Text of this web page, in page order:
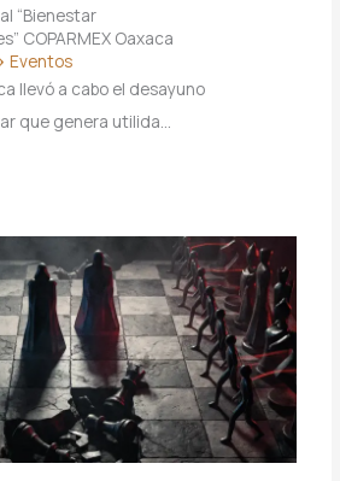
“Bienestar
COPARMEX Oaxaca
Eventos
llevó a cabo el desayuno
que genera utilida…